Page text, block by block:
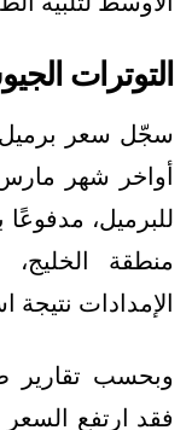
التوترات
سجّل سعر برميل
للبرميل،
منطقة
الإمدادات
وبحسب تقارير